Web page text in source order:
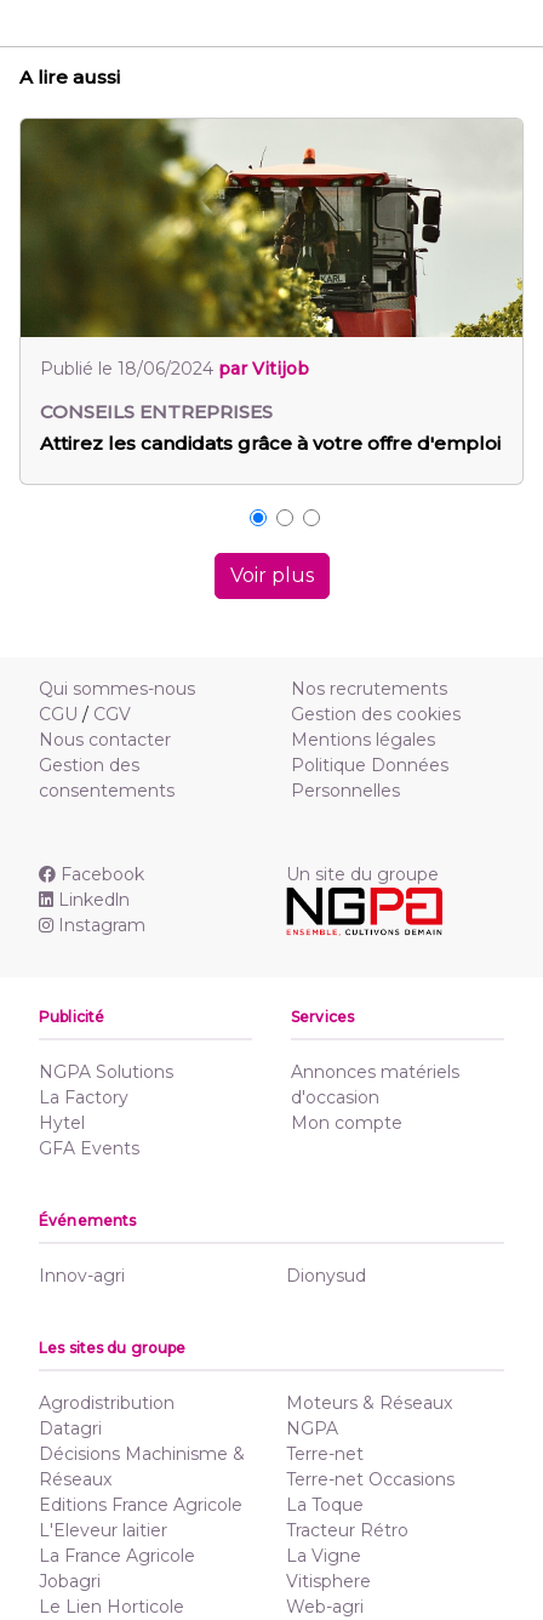
A lire aussi
à votre offre d'emploi
Publié le 19/06/2024
CONSEILS ENTREPRISES
Guide : bien compléter sa
Voir plus
Qui sommes-nous
CGU / CGV
Nous contacter
Gestion des
consentements
Nos recrutements
Gestion des cookies
Mentions légales
Politique Données
Personnelles
Facebook
Linkedln
Instagram
Un site du groupe
Publicité
NGPA Solutions
La Factory
Hytel
GFA Events
Services
Annonces matériels
d'occasion
Mon compte
Événements
Innov-agri Dionysud
Les sites du groupe
Agrodistribution
Datagri
Décisions Machinisme &
Réseaux
Editions France Agricole
L'Eleveur laitier
La France Agricole
Jobagri
Le Lien Horticole
Moteurs & Réseaux
NGPA
Terre-net
Terre-net Occasions
La Toque
Tracteur Rétro
La Vigne
Vitisphere
Web-agri